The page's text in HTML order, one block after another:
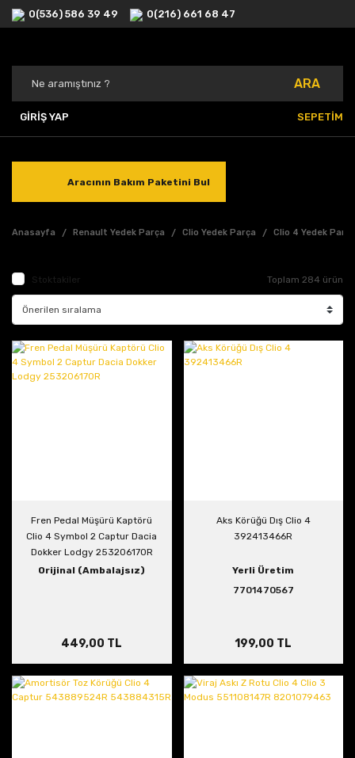
0(536) 586 39 49 0(216) 661 68 47
ARA
GİRİŞ YAP SEPETİM
Aracının Bakım Paketini Bul
Anasayfa Renault Yedek Parça Clio Yedek Parça Clio 4 Yedek
Stoktakiler Toplam 284 ürün
Fren Pedal Müşürü Kaptörü
Clio 4 Symbol 2 Captur Dacia
Dokker Lodgy 253206170R
Orijinal (Ambalajsız)
449,00 TL
Aks Körüğü Dış Clio 4
392413466R
Yerli Üretim
7701470567
199,00 TL